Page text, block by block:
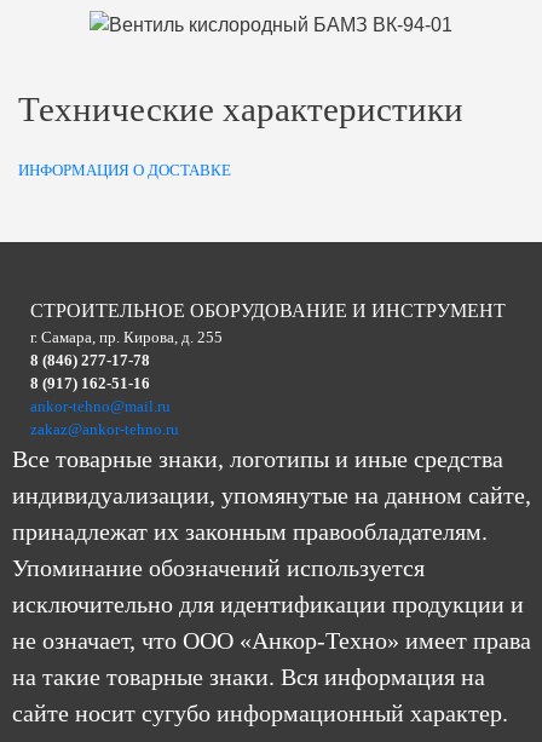
Технические характеристики
ИНФОРМАЦИЯ О ДОСТАВКЕ
СТРОИТЕЛЬНОЕ ОБОРУДОВАНИЕ И ИНСТРУМЕНТ
г. Самара, пр. Кирова, д. 255
8 (846) 277-17-78
8 (917) 162-51-16
ankor-tehno@mail.ru
zakaz@ankor-tehno.ru
Все товарные знаки, логотипы и иные средства
индивидуализации, упомянутые на данном сайте,
принадлежат их законным правообладателям.
Упоминание обозначений используется
исключительно для идентификации продукции и
не означает, что ООО «Анкор-Техно» имеет права
на такие товарные знаки. Вся информация на
сайте носит сугубо информационный характер.